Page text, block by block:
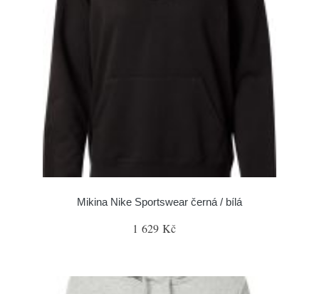
Mikina Nike Sportswear černá / bílá
1 629 Kč